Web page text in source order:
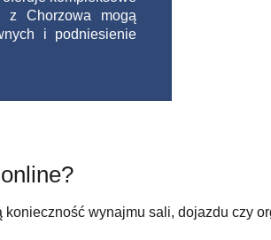
z Chorzowa mogą
i podniesienie
wynajmu sali, dojazdu czy